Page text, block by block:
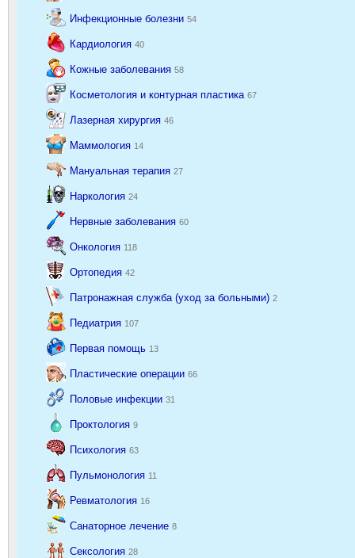
Инфекционные болезни 54
Кардиология 40
Кожные заболевания 58
Косметология и контурная пластика 67
Лазерная хирургия 46
Маммология 14
Мануальная терапия 27
Наркология 24
Нервные заболевания 60
Онкология 118
Ортопедия 42
Патронажная служба (уход за больными) 2
Педиатрия 107
Первая помощь 13
Пластические операции 66
Половые инфекции 31
Проктология 9
Психология 63
Пульмонология 11
Ревматология 16
Санаторное лечение 8
Сексология 28